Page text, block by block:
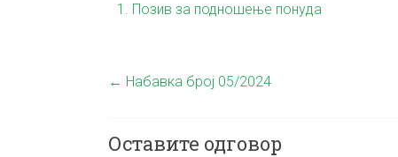
1. Позив за подношење понуда
← Набавка број 05/2024
Оставите одговор